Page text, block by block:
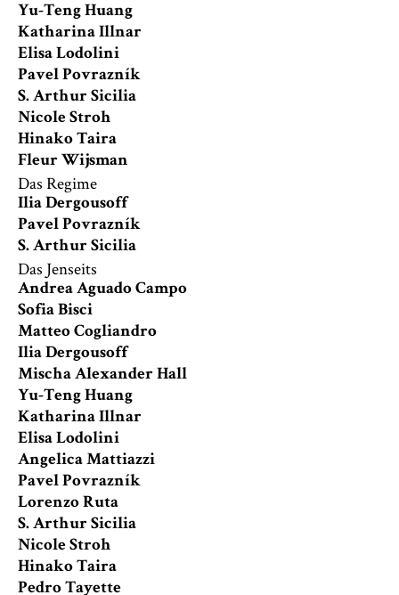
Yu-Teng Huang
Katharina Illnar
Elisa Lodolini
Pavel Povrazník
S. Arthur Sicilia
Nicole Stroh
Hinako Taira
Fleur Wijsman
Das Regime
Ilia Dergousoff
Pavel Povrazník
S. Arthur Sicilia
Das Jenseits
Andrea Aguado Campo
Sofia Bisci
Matteo Cogliandro
Ilia Dergousoff
Mischa Alexander Hall
Yu-Teng Huang
Katharina Illnar
Elisa Lodolini
Angelica Mattiazzi
Pavel Povrazník
Lorenzo Ruta
S. Arthur Sicilia
Nicole Stroh
Hinako Taira
Pedro Tayette